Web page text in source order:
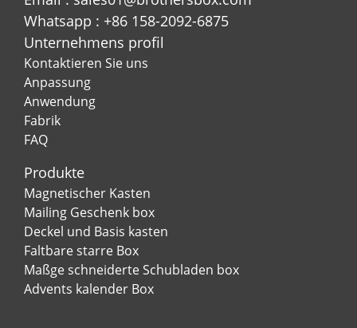
Whatsapp : +86 158-2092-6875
Unternehmens profil
Kontaktieren Sie uns
Anpassung
Anwendung
Fabrik
FAQ
Produkte
Magnetischer Kasten
Mailing Geschenk box
Deckel und Basis kasten
Faltbare starre Box
Maßge schneiderte Schubladen box
Advents kalender Box